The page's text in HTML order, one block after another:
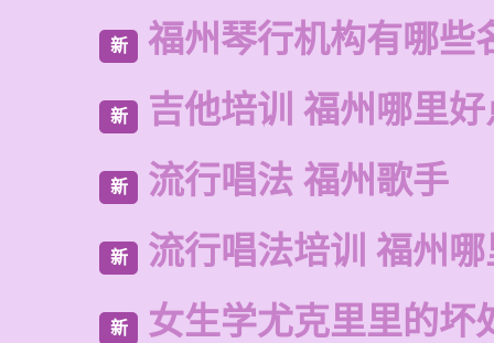
新 福州琴行机构有哪些
新 吉他培训 福州哪里好
新 流行唱法 福州歌手
新 流行唱法培训 福州
新 女生学尤克里里的坏